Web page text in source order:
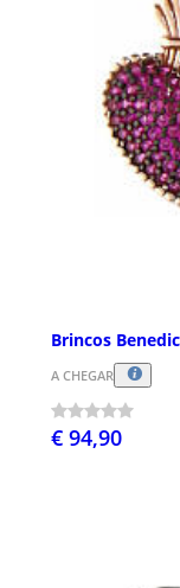
Brincos
A CHEGAR
€ 94,90